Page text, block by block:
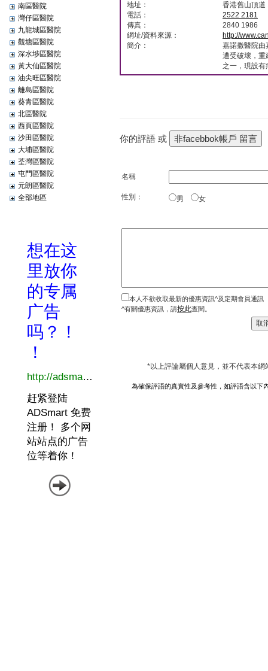
南區醫院
灣仔區醫院
九龍城區醫院
觀塘區醫院
深水埗區醫院
黃大仙區醫院
油尖旺區醫院
離島區醫院
葵青區醫院
北區醫院
西頁區醫院
沙田區醫院
大埔區醫院
荃灣區醫院
屯門區醫院
元朗區醫院
全部地區
地址：
香港舊山頂道
電話：
2522 2181
傳真：
2840 1986
網址/資料來源：
http://
簡介：
嘉諾撒醫院由
遭受破壞，
之一，現設
你的評語 或
名稱
性別： 男 女
本人不欲收取最新的優惠資訊^及定期會員通訊
^有關優惠資訊，請按此查閱。
*以上評論屬個人意見，並不代表本
為確保評語的真實性及參考性，如評語含以下